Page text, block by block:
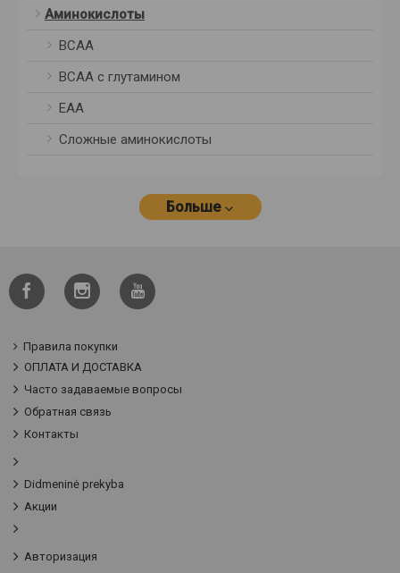
Аминокислоты
BCAA
BCAA с глутамином
ЕАА
Сложные аминокислоты
Больше
Правила покупки
ОПЛАТА И ДОСТАВКА
Часто задаваемые вопросы
Обратная связь
Контакты
Didmeninė prekyba
Акции
Авторизация